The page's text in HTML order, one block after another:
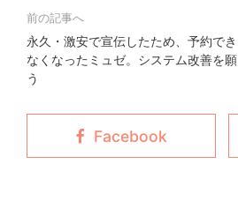
永久・激安で宣伝したため、予約でき
なくなったミュゼ。システム改善を願
う